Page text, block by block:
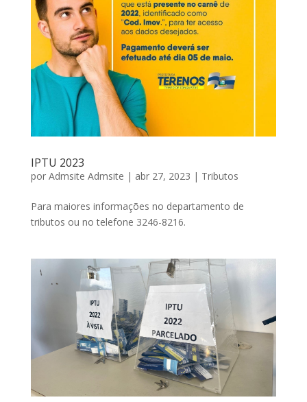
IPTU 2023
por Admsite Admsite | abr 27, 2023 | Tributos
Para maiores informações no departamento de
tributos ou no telefone 3246-8216.